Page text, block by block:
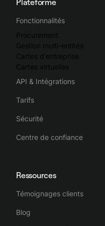
Plateforme
Fonctionnalités
Procurement
Gestion multi-entités
Cartes d'entreprise
Cartes virtuelles
API & Intégrations
Tarifs
Sécurité
Centre de confiance
Ressources
Témoignages clients
Blog